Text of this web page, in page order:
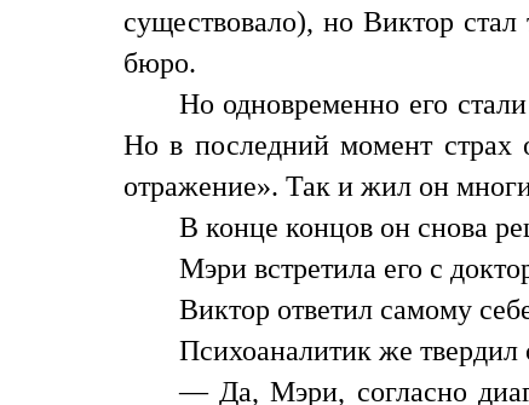
существовало), но Виктор
бюро.
Но одновременно его
Но в последний момент страх
отражение». Так и жил он
В конце концов он снова
Мэри встретила его с
Виктор ответил самому
Психоаналитик же твердил
— Да, Мэри, согласно